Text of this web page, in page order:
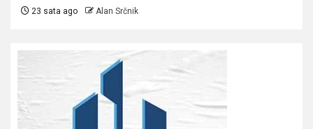
23 sata ago Alan Srčnik